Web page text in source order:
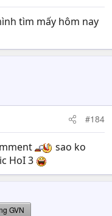
tìm mấy hôm nay
#184
sao ko
HoI 3
GVN